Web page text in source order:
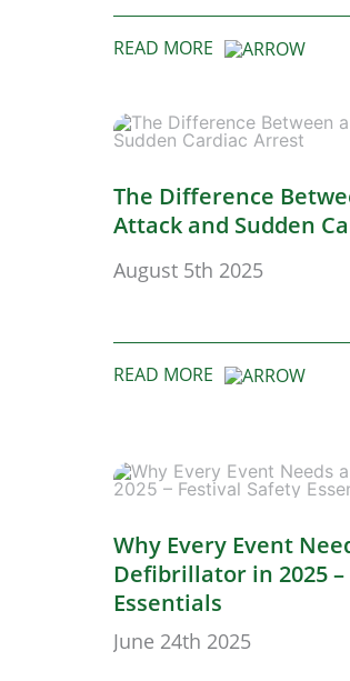
READ MORE
The Difference
Attack and Sudden
August 5th 2025
READ MORE
Why Every Event
Defibrillator in 2025
Essentials
June 24th 2025